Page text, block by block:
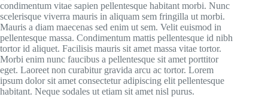
condimentum vitae sapien pellentesque habitant morbi. Nunc
scelerisque viverra mauris in aliquam sem fringilla ut morbi.
Mauris a diam maecenas sed enim ut sem. Velit euismod in
pellentesque massa. Condimentum mattis pellentesque id nibh
tortor id aliquet. Facilisis mauris sit amet massa vitae tortor.
Morbi enim nunc faucibus a pellentesque sit amet porttitor
eget. Laoreet non curabitur gravida arcu ac tortor. Lorem
ipsum dolor sit amet consectetur adipiscing elit pellentesque
habitant. Neque sodales ut etiam sit amet nisl purus.